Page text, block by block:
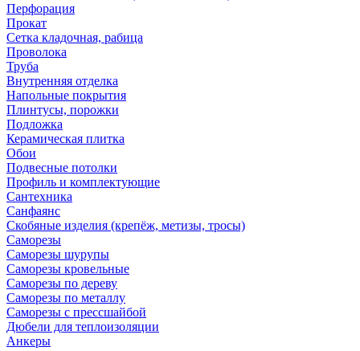
Перфорация
Прокат
Сетка кладочная, рабица
Проволока
Труба
Внутренняя отделка
Напольные покрытия
Плинтусы, порожки
Подложка
Керамическая плитка
Обои
Подвесные потолки
Профиль и комплектующие
Сантехника
Санфаянс
Скобяные изделия (крепёж, метизы, тросы)
Саморезы
Саморезы шурупы
Саморезы кровельные
Саморезы по дереву
Саморезы по металлу
Саморезы с прессшайбой
Дюбели для теплоизоляции
Анкеры